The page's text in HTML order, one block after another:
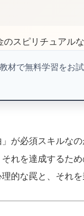
スピリチュアル
材で無料学習をお
が必須スキルな
れを達成するた
的な罠と、それ